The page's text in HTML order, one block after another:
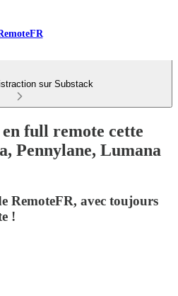
sur Substack
en full remote cette
Pennylane, Lumana
RemoteFR, avec toujours
!